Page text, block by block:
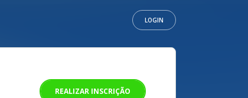
LOGIN
REALIZAR INSCRIÇÃO